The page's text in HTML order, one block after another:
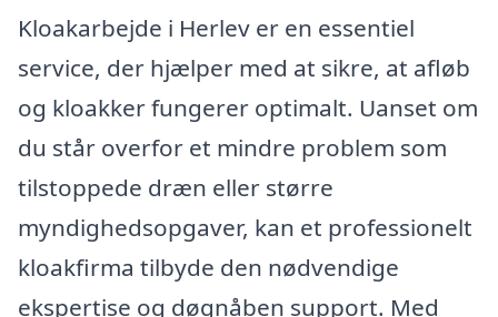
Kloakarbejde i Herlev er en essentiel
service, der hjælper med at sikre, at afløb
og kloakker fungerer optimalt. Uanset om
du står overfor et mindre problem som
tilstoppede dræn eller større
myndighedsopgaver, kan et professionelt
kloakfirma tilbyde den nødvendige
ekspertise og døgnåben support. Med